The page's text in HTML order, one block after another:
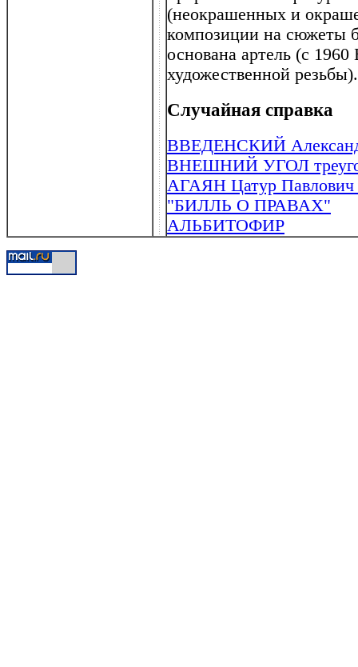
(неокрашенных и
композиции на сюжеты
основана артель (с 1960
художественной резьбы).
Случайная справка
ВВЕДЕНСКИЙ
ВНЕШНИЙ УГОЛ
АГАЯН Цатур Павлович
"БИЛЛЬ О ПРАВАХ"
АЛЬБИТОФИР